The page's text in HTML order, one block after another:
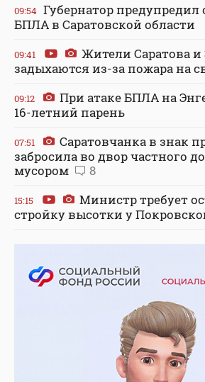
09:54 Губернатор предупредил
БПЛА в Саратовской области
09:41
Жители Саратова и
задыхаются из-за пожара на
09:12
При атаке БПЛА на
16-летний парень
07:51
Саратовчанка в знак
забросила во двор частного
мусором
8
15:15
Министр требует
стройку высотки у